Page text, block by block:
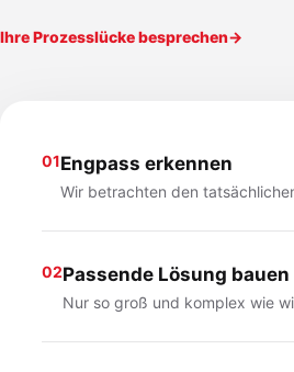
Ihre Prozesslücke besprechen→
01Engpass erkennen
Wir betrachten den
02Passende Lösung bauen
Nur so groß und komplex wie